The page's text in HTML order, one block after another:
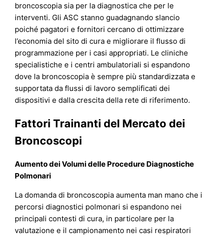
broncoscopia sia per la diagnostica che per le
interventi. Gli ASC stanno guadagnando slancio
poiché pagatori e fornitori cercano di ottimizzare
l’economia del sito di cura e migliorare il flusso di
programmazione per i casi appropriati. Le cliniche
specialistiche e i centri ambulatoriali si espandono
dove la broncoscopia è sempre più standardizzata e
supportata da flussi di lavoro semplificati dei
dispositivi e dalla crescita della rete di riferimento.
Fattori Trainanti del Mercato dei
Broncoscopi
Aumento dei Volumi delle Procedure Diagnostiche
Polmonari
La domanda di broncoscopia aumenta man mano che i
percorsi diagnostici polmonari si espandono nei
principali contesti di cura, in particolare per la
valutazione e il campionamento nei casi respiratori